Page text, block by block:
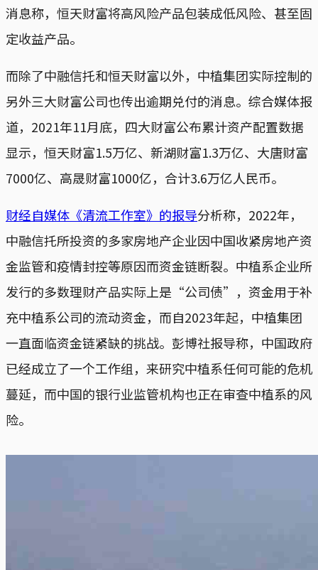
消息称，恒天财富将高风险产品包装成低风险、甚至固
定收益产品。
而除了中融信托和恒天财富以外，中植集团实际控制的
另外三大财富公司也传出逾期兑付的消息。综合媒体报
道，2021年11月底，四大财富公布累计资产配置数据
显示，恒天财富1.5万亿、新湖财富1.3万亿、大唐财富
7000亿、高晟财富1000亿，合计3.6万亿人民币。
财经自媒体《清流工作室》的报导分析称，2022年，
中融信托所投资的多家房地产企业因中国收紧房地产资
金监管和疫情封控等原因而资金链断裂。中植系企业所
发行的多数理财产品实际上是“公司债”，资金用于补
充中植系公司的流动资金，而自2023年起，中植集团
一直面临资金链紧缺的挑战。彭博社报导称，中国政府
已经成立了一个工作组，来研究中植系任何可能的危机
蔓延，而中国的银行业监管机构也正在审查中植系的风
险。